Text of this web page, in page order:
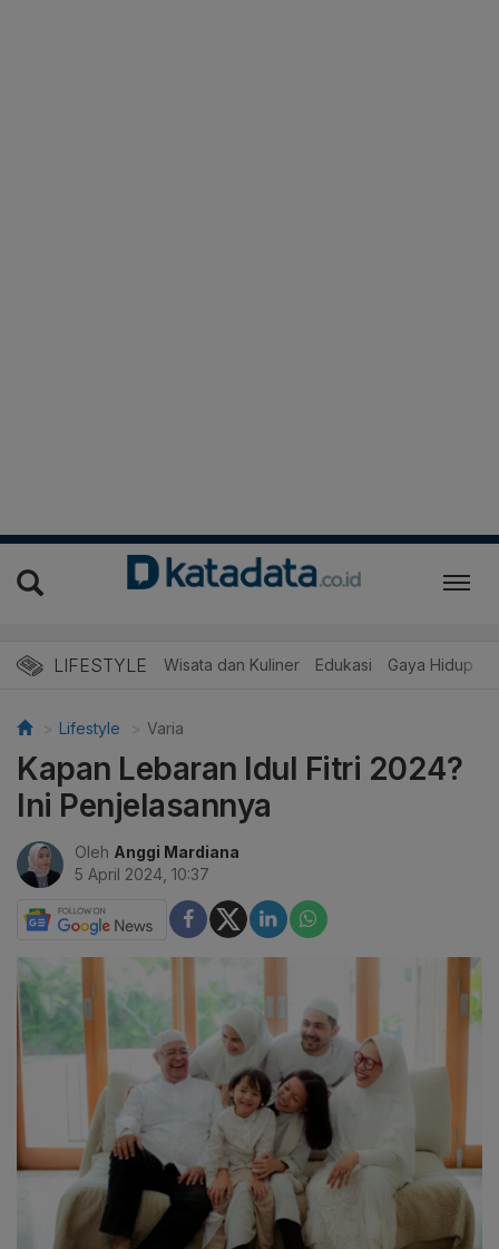
LIFESTYLE Wisata dan Kuliner Edukasi Gaya Hidup
Lifestyle Varia
Kapan Lebaran Idul Fitri 2024?
Ini Penjelasannya
Oleh Anggi Mardiana
5 April 2024, 10:37